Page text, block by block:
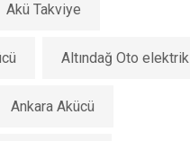
Akü Takviye
Altındağ Oto elektrik
Ankara Akücü